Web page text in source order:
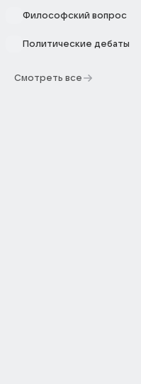
Философский вопрос
Политические дебаты
Смотреть все